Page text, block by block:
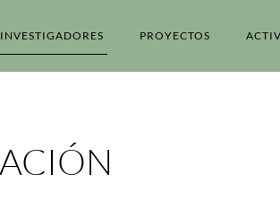
INVESTIGADORES PROYECTOS